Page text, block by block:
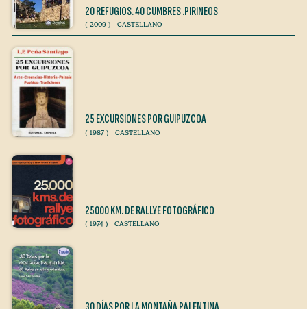
20 REFUGIOS. 40 CUMBRES .PIRINEOS
( 2009 ) CASTELLANO
25 EXCURSIONES POR GUIPUZCOA
( 1987 ) CASTELLANO
25000 KM. DE RALLYE FOTOGRÁFICO
( 1974 ) CASTELLANO